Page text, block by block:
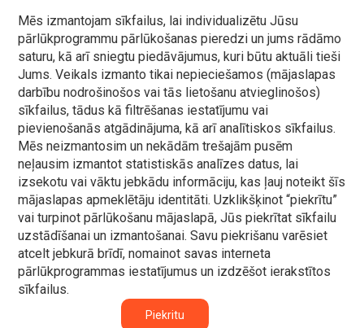
Mēs izmantojam sīkfailus, lai individualizētu Jūsu
pārlūkprogrammu pārlūkošanas pieredzi un jums rādāmo
saturu, kā arī sniegtu piedāvājumus, kuri būtu aktuāli tieši
Jums. Veikals izmanto tikai nepieciešamos (mājaslapas
darbību nodrošinošos vai tās lietošanu atvieglinošos)
sīkfailus, tādus kā filtrēšanas iestatījumu vai
pievienošanās atgādinājuma, kā arī analītiskos sīkfailus.
Mēs neizmantosim un nekādām trešajām pusēm
neļausim izmantot statistiskās analīzes datus, lai
izsekotu vai vāktu jebkādu informāciju, kas ļauj noteikt šīs
mājaslapas apmeklētāju identitāti. Uzklikšķinot “piekrītu”
vai turpinot pārlūkošanu mājaslapā, Jūs piekrītat sīkfailu
uzstādīšanai un izmantošanai. Savu piekrišanu varēsiet
atcelt jebkurā brīdī, nomainot savas interneta
pārlūkprogrammas iestatījumus un izdzēšot ierakstītos
sīkfailus.
Piekritu